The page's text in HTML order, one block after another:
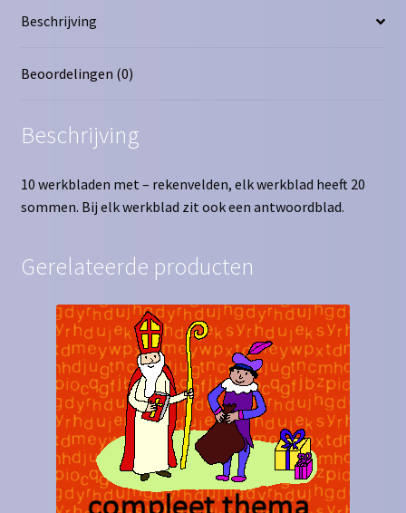
Beschrijving
Beoordelingen (0)
Beschrijving
10 werkbladen met – rekenvelden, elk werkblad heeft 20
sommen. Bij elk werkblad zit ook een antwoordblad.
Gerelateerde producten